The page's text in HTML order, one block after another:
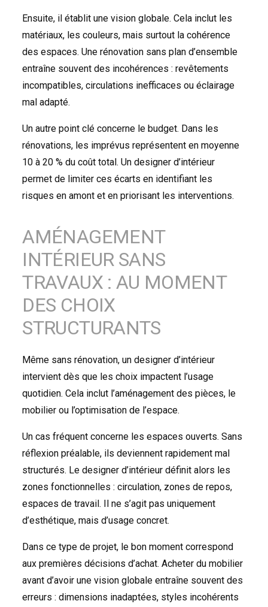
Ensuite, il établit une vision globale. Cela inclut les
matériaux, les couleurs, mais surtout la cohérence
des espaces. Une rénovation sans plan d’ensemble
entraîne souvent des incohérences : revêtements
incompatibles, circulations inefficaces ou éclairage
mal adapté.
Un autre point clé concerne le budget. Dans les
rénovations, les imprévus représentent en moyenne
10 à 20 % du coût total. Un designer d’intérieur
permet de limiter ces écarts en identifiant les
risques en amont et en priorisant les interventions.
AMÉNAGEMENT
INTÉRIEUR SANS
TRAVAUX : AU MOMENT
DES CHOIX
STRUCTURANTS
Même sans rénovation, un designer d’intérieur
intervient dès que les choix impactent l’usage
quotidien. Cela inclut l’aménagement des pièces, le
mobilier ou l’optimisation de l’espace.
Un cas fréquent concerne les espaces ouverts. Sans
réflexion préalable, ils deviennent rapidement mal
structurés. Le designer d’intérieur définit alors les
zones fonctionnelles : circulation, zones de repos,
espaces de travail. Il ne s’agit pas uniquement
d’esthétique, mais d’usage concret.
Dans ce type de projet, le bon moment correspond
aux premières décisions d’achat. Acheter du mobilier
avant d’avoir une vision globale entraîne souvent des
erreurs : dimensions inadaptées, styles incohérents